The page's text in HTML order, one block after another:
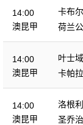
14:00
澳昆甲
卡布
荷兰
14:00
澳昆甲
叶士
卡帕
14:00
澳昆甲
洛根
圣乔